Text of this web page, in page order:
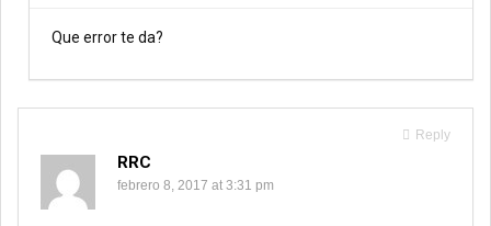
Que error te da?
Reply
RRC
febrero 8, 2017 at 3:31 pm